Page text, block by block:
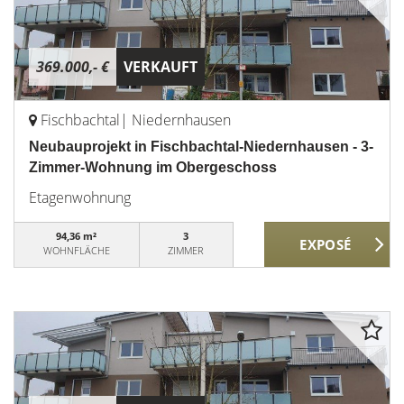
369.000,- € VERKAUFT
Fischbachtal| Niedernhausen
Neubauprojekt in Fischbachtal-Niedernhausen - 3-
Zimmer-Wohnung im Obergeschoss
Etagenwohnung
94,36 m²
WOHNFLÄCHE
3
ZIMMER